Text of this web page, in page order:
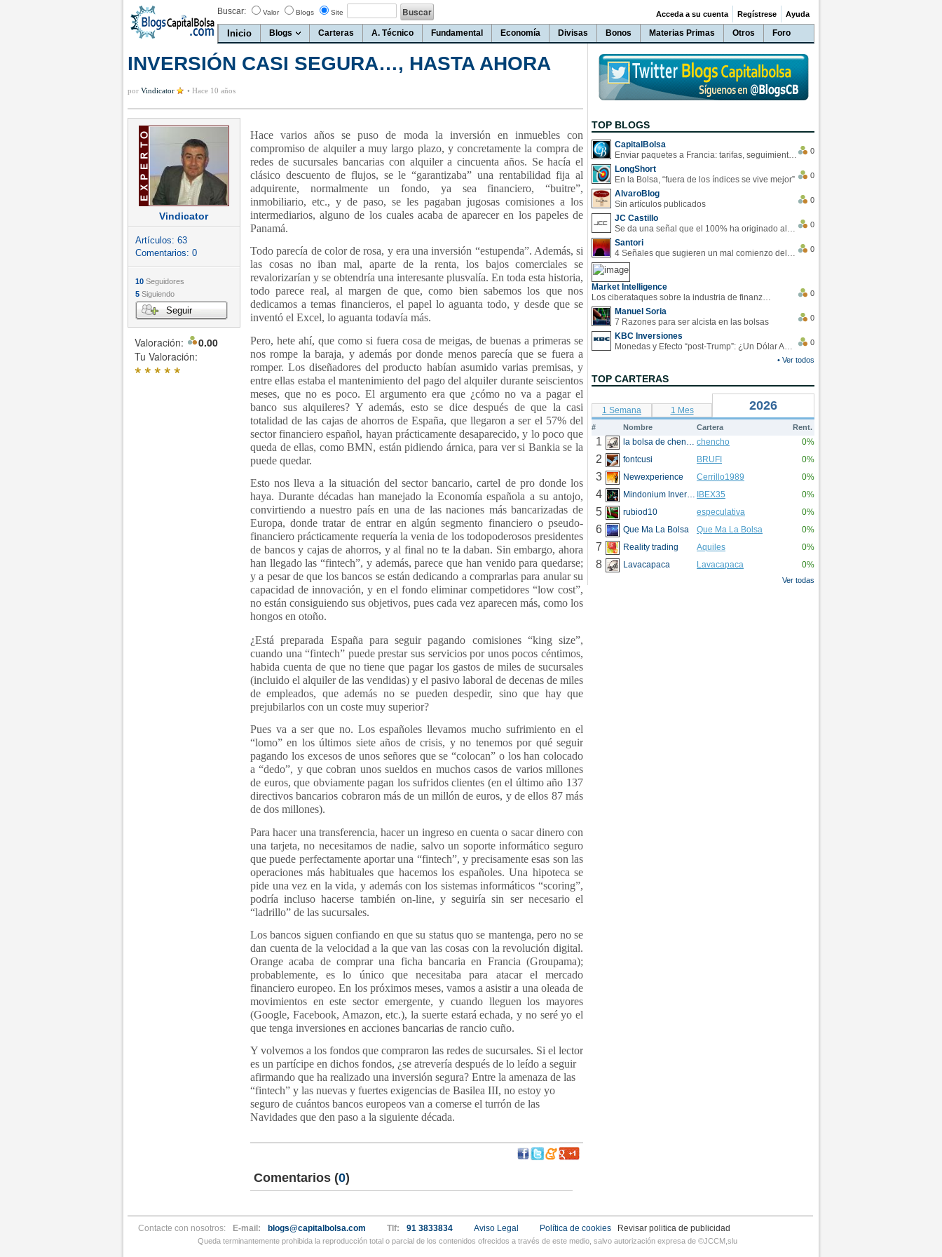
Buscar: Valor Blogs Site
Inicio Blogs Carteras A. Técnico Fundamental Economía Divisas Bonos Materias Primas Otros Foro
Acceda a su cuenta Regístrese Ayuda
INVERSIÓN CASI SEGURA…, HASTA AHORA
por Vindicator • Hace 10 años
Vindicator
Artículos: 63
Comentarios: 0
10 Seguidores
5 Siguiendo
Seguir
Valoración:
0.00
Tu Valoración:
*****
Hace varios años se puso de moda la inversión en inmuebles con
compromiso de alquiler a muy largo plazo, y concretamente la compra de
redes de sucursales bancarias con alquiler a cincuenta años. Se hacía el
clásico descuento de flujos, se le “garantizaba” una rentabilidad fija al
adquirente, normalmente un fondo, ya sea financiero, “buitre”,
inmobiliario, etc., y de paso, se les pagaban jugosas comisiones a los
intermediarios, alguno de los cuales acaba de aparecer en los papeles de
Panamá.
Todo parecía de color de rosa, y era una inversión “estupenda”. Además, si
las cosas no iban mal, aparte de la renta, los bajos comerciales se
revalorizarían y se obtendría una interesante plusvalía. En toda esta historia,
todo parece real, al margen de que, como bien sabemos los que nos
dedicamos a temas financieros, el papel lo aguanta todo, y desde que se
inventó el Excel, lo aguanta todavía más.
Pero, hete ahí, que como si fuera cosa de meigas, de buenas a primeras se
nos rompe la baraja, y además por donde menos parecía que se fuera a
romper. Los diseñadores del producto habían asumido varias premisas, y
entre ellas estaba el mantenimiento del pago del alquiler durante seiscientos
meses, que no es poco. El argumento era que ¿cómo no va a pagar el
banco sus alquileres? Y además, esto se dice después de que la casi
totalidad de las cajas de ahorros de España, que llegaron a ser el 57% del
sector financiero español, hayan prácticamente desaparecido, y lo poco que
queda de ellas, como BMN, están pidiendo árnica, para ver si Bankia se la
puede quedar.
Esto nos lleva a la situación del sector bancario, cartel de pro donde los
haya. Durante décadas han manejado la Economía española a su antojo,
convirtiendo a nuestro país en una de las naciones más bancarizadas de
Europa, donde tratar de entrar en algún segmento financiero o pseudo-
financiero prácticamente requería la venia de los todopoderosos presidentes
de bancos y cajas de ahorros, y al final no te la daban. Sin embargo, ahora
han llegado las “fintech”, y además, parece que han venido para quedarse;
y a pesar de que los bancos se están dedicando a comprarlas para anular su
capacidad de innovación, y en el fondo eliminar competidores “low cost”,
no están consiguiendo sus objetivos, pues cada vez aparecen más, como los
hongos en otoño.
¿Está preparada España para seguir pagando comisiones “king size”,
cuando una “fintech” puede prestar sus servicios por unos pocos céntimos,
habida cuenta de que no tiene que pagar los gastos de miles de sucursales
(incluido el alquiler de las vendidas) y el pasivo laboral de decenas de miles
de empleados, que además no se pueden despedir, sino que hay que
prejubilarlos con un coste muy superior?
Pues va a ser que no. Los españoles llevamos mucho sufrimiento en el
“lomo” en los últimos siete años de crisis, y no tenemos por qué seguir
pagando los excesos de unos señores que se “colocan” o los han colocado
a “dedo”, y que cobran unos sueldos en muchos casos de varios millones
de euros, que obviamente pagan los sufridos clientes (en el último año 137
directivos bancarios cobraron más de un millón de euros, y de ellos 87 más
de dos millones).
Para hacer una transferencia, hacer un ingreso en cuenta o sacar dinero con
una tarjeta, no necesitamos de nadie, salvo un soporte informático seguro
que puede perfectamente aportar una “fintech”, y precisamente esas son las
operaciones más habituales que hacemos los españoles. Una hipoteca se
pide una vez en la vida, y además con los sistemas informáticos “scoring”,
podría incluso hacerse también on-line, y seguiría sin ser necesario el
“ladrillo” de las sucursales.
Los bancos siguen confiando en que su status quo se mantenga, pero no se
dan cuenta de la velocidad a la que van las cosas con la revolución digital.
Orange acaba de comprar una ficha bancaria en Francia (Groupama);
probablemente, es lo único que necesitaba para atacar el mercado
financiero europeo. En los próximos meses, vamos a asistir a una oleada de
movimientos en este sector emergente, y cuando lleguen los mayores
(Google, Facebook, Amazon, etc.), la suerte estará echada, y no seré yo el
que tenga inversiones en acciones bancarias de rancio cuño.
Y volvemos a los fondos que compraron las redes de sucursales. Si el lector
es un partícipe en dichos fondos, ¿se atrevería después de lo leído a seguir
afirmando que ha realizado una inversión segura? Entre la amenaza de las
“fintech” y las nuevas y fuertes exigencias de Basilea III, no estoy yo
seguro de cuántos bancos europeos van a comerse el turrón de las
Navidades que den paso a la siguiente década.
Comentarios (0)
TOP BLOGS
CapitalBolsa
Enviar paquetes a Francia: tarifas, seguimiento y ventajas destacadas
0
LongShort
En la Bolsa, “fuera de los índices se vive mejor”
0
AlvaroBlog
Sin artículos publicados
0
JC Castillo
Se da una señal que el 100% ha originado alzas en las bolsas
0
Santori
4 Señales que sugieren un mal comienzo del 3T de la economía EEUU
0
Market Intelligence
Los ciberataques sobre la industria de finanzas se han duplicado este año
0
Manuel Soria
7 Razones para ser alcista en las bolsas
0
KBC Inversiones
Monedas y Efecto “post-Trump”: ¿Un Dólar Americano operando en rangos?
0
• Ver todos
TOP CARTERAS
1 Semana 1 Mes 2026
# Nombre Cartera Rent.
1 la bolsa de chencho chencho 0%
2 fontcusi BRUFI 0%
3 Newexperience Cerrillo1989 0%
4 Mindonium Inversions IBEX35 0%
5 rubiod10 especulativa 0%
6 Que Ma La Bolsa Que Ma La Bolsa 0%
7 Reality trading Aquiles 0%
8 Lavacapaca Lavacapaca 0%
Ver todas
Contacte con nosotros: E-mail: blogs@capitalbolsa.com Tlf: 91 3833834 Aviso Legal Revisar politica de publicidad
Política de cookies
Queda terminantemente prohibida la reproducción total o parcial de los contenidos ofrecidos a través de este medio, salvo autorización expresa de ©JCCM,slu